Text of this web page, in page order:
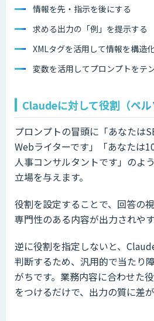
情報を先・指示を後にする
求める出力の「例」を提示する
XMLタグを活用して情報を構造
変数を活用してプロンプトをテ
Claudeに対して役割（ペ
プロンプトの冒頭に「あなたは
Webライターです」「あなたは
人事コンサルタントです」のよ
立場を与えます。
役割を設定することで、回答の
専門性のある内容が出力されやす
逆に役割を指定しないと、
判断するため、汎用的で当たり
がちです。業務内容に合わせた
をつけるだけで、出力の質に差が